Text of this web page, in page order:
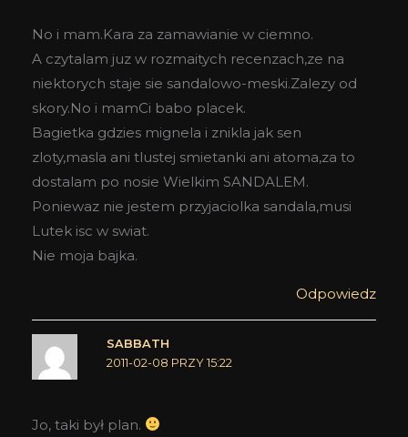
No i mam.Kara za zamawianie w ciemno.
A czytalam juz w rozmaitych recenzach,ze na
niektorych staje sie sandalowo-meski.Zalezy od
skory.No i mamCi babo placek.
Bagietka gdzies mignela i znikla jak sen
zloty,masla ani tlustej smietanki ani atoma,za to
dostalam po nosie Wielkim SANDALEM.
Poniewaz nie jestem przyjaciolka sandala,musi
Lutek isc w swiat.
Nie moja bajka.
Odpowiedz
SABBATH
2011-02-08 PRZY 15:22
Jo, taki był plan.